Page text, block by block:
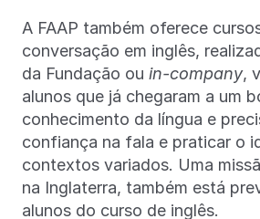
A FAAP também oferece
conversação em inglês,
da Fundação ou in-company,
alunos que já chegaram a um
conhecimento da língua e
confiança na fala e praticar o
contextos variados. Uma
na Inglaterra, também está
alunos do curso de inglês.